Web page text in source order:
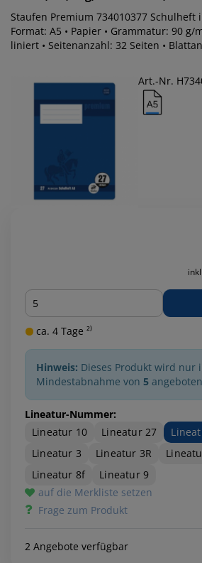
Staufen Premium 734010377 Schulheft
Format: A5 • Papier • Grammatur: 90 g/
liniert • Seitenanzahl: 32 Seiten •
Art.-Nr.
Menge
ca. 4 Tage ²⁾
Hinweis: Dieses Produkt wird nur
Mindestabnahme von 5
Lineatur-Nummer:
Lineatur 10
Lineatur 27
Lineatur 3
Lineatur 3R
Lineatur 8f
Lineatur 9
auf die Merkliste setzen
Frage zum Produkt
2 Angebote verfügbar